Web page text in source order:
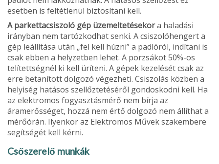
esetben is feltétlenül biztosítani kell.
A parkettacsiszoló gép üzemeltetésekora haladási
irányban nem tartózkodhat senki. A csiszolóhengert a
gép leállítása után „fel kell húzni” a padlóról, indítani is
csak ebben a helyzetben lehet. A porzsákot 50%-os
telítettség­nél ki kell üríteni. A gépek kezelését csak az
erre betanított dolgozó végezheti. Csiszolás közben a
helyiség hatásos szellőztetéséről gondoskodni kell. Ha
az elektromos fogyasztásmérő nem bírja az
áramerősséget, hozzá nem értő dolgozó nem állíthat a
mérőórán. Ilyenkor az Elektromos Művek szak­embere
segítségét kell kérni.
Csőszerelő munkák